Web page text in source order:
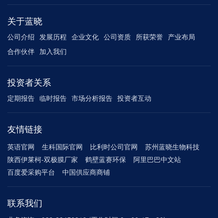
关于蓝晓
公司介绍 发展历程 企业文化 公司资质 所获荣誉 产业布局
合作伙伴 加入我们
投资者关系
定期报告 临时报告 市场分析报告 投资者互动
友情链接
英语官网 生科国际官网 比利时公司官网
苏州蓝晓生物科技
陕西伊莱柯-双极膜厂家
鹤壁蓝赛环保
阿里巴巴中文站
百度爱采购平台
中国供应商商铺
联系我们